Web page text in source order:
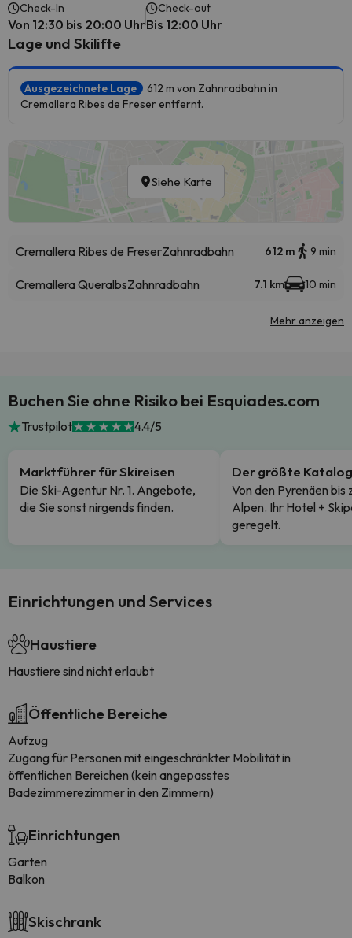
Check-In
Von 12:30 bis 20:00 Uhr
Check-out
Bis 12:00 Uhr
Lage und Skilifte
Ausgezeichnete Lage
612 m von Zahnradbahn in
Cremallera Ribes de Freser entfernt.
Siehe Karte
Cremallera Ribes de FreserZahnradbahn 612 m 9 min
Cremallera QueralbsZahnradbahn 7.1 km 10 min
Mehr anzeigen
Buchen Sie ohne Risiko bei Esquiades.com
Trustpilot 4.4/5
Marktführer für Skireisen
Die Ski-Agentur Nr. 1. Angebote,
die Sie sonst nirgends finden.
Der größte Katalog
Von den Pyrenäen bis
Alpen. Ihr Hotel +
geregelt.
Einrichtungen und Services
Haustiere
Haustiere sind nicht erlaubt
Öffentliche Bereiche
Aufzug
Zugang für Personen mit eingeschränkter Mobilität in
öffentlichen Bereichen (kein angepasstes
Badezimmerezimmer in den Zimmern)
Einrichtungen
Garten
Balkon
Skischrank